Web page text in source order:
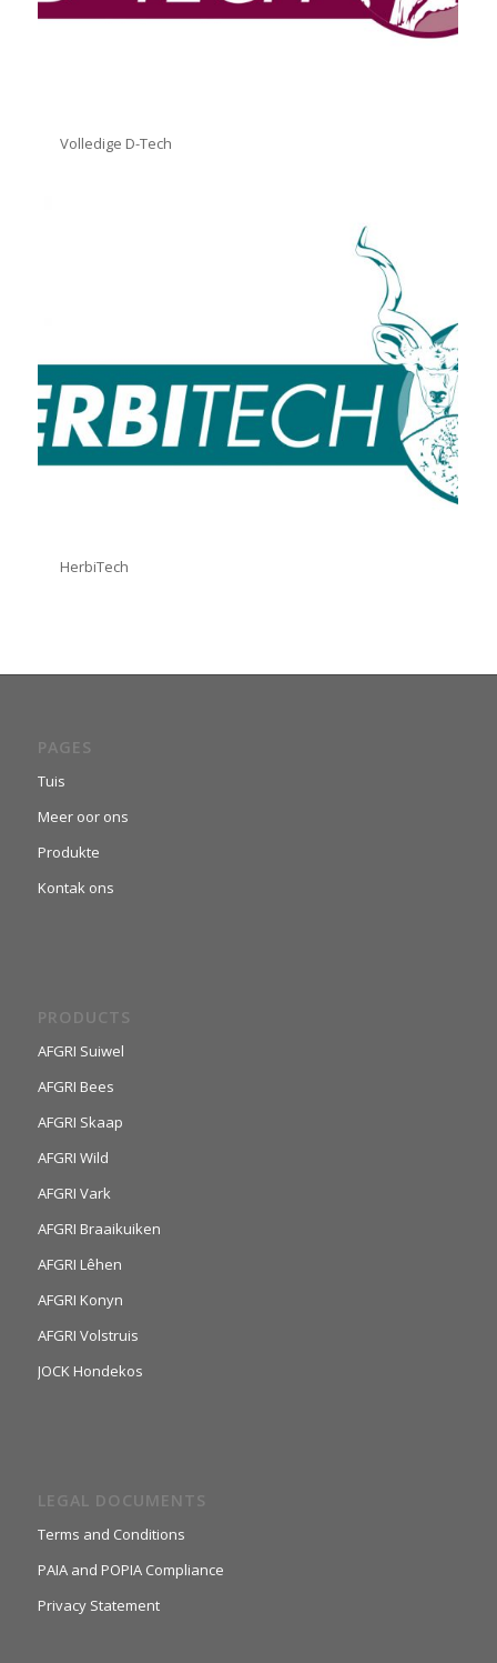
Volledige D-Tech
HerbiTech
PAGES
Tuis
Meer oor ons
Produkte
Kontak ons
PRODUCTS
AFGRI Suiwel
AFGRI Bees
AFGRI Skaap
AFGRI Wild
AFGRI Vark
AFGRI Braaikuiken
AFGRI Lêhen
AFGRI Konyn
AFGRI Volstruis
JOCK Hondekos
LEGAL DOCUMENTS
Terms and Conditions
PAIA and POPIA Compliance
Privacy Statement